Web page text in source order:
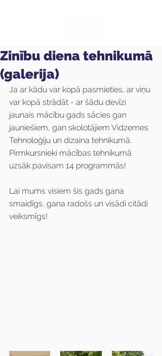
Zinību diena tehnikumā
(galerija)
Ja ar kādu var kopā pasmieties, ar viņu
var kopā strādāt - ar šādu devīzi
jaunais mācību gads sācies gan
jauniešiem, gan skolotājiem Vidzemes
Tehnoloģiju un dizaina tehnikumā.
Pirmkursnieki mācības tehnikumā
uzsāk pavisam 14 programmās!
Lai mums visiem šis gads gana
smaidīgs, gana radošs un visādi citādi
veiksmīgs!